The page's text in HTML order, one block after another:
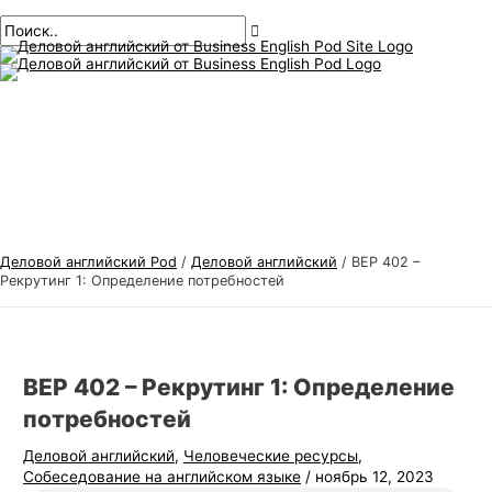
к
содержанию
меню
Деловой английский Pod / Деловой английский / BEP 402 –
Рекрутинг 1: Определение потребностей
BEP 402 – Рекрутинг 1: Определение
потребностей
Деловой английский, Человеческие ресурсы,
Собеседование на английском языке / ноябрь 12, 2023
по
публикациям
здесь..
почта*
Т
е
м
о
н
г
л
и
И
с
к